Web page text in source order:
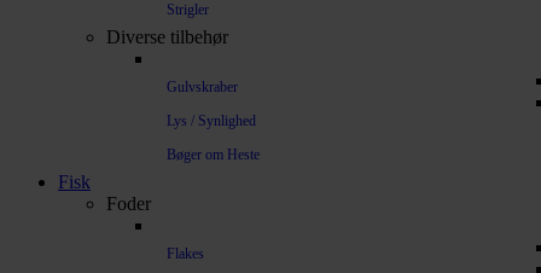
Strigler
Diverse tilbehør
Gulvskraber
Lys / Synlighed
Bøger om Heste
Fisk
Foder
Flakes